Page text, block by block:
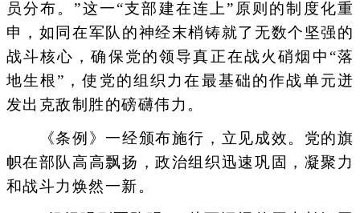
员分布。”这一“支部建在连上”原则的制度化重
申，如同在军队的神经末梢铸就了无数个坚强的
战斗核心，确保党的领导真正在战火硝烟中“落
地生根”，使党的组织力在最基础的作战单元迸
发出克敌制胜的磅礴伟力。
《条例》一经颁布施行，立见成效。党的旗
帜在部队高高飘扬，政治组织迅速巩固，凝聚力
和战斗力焕然一新。